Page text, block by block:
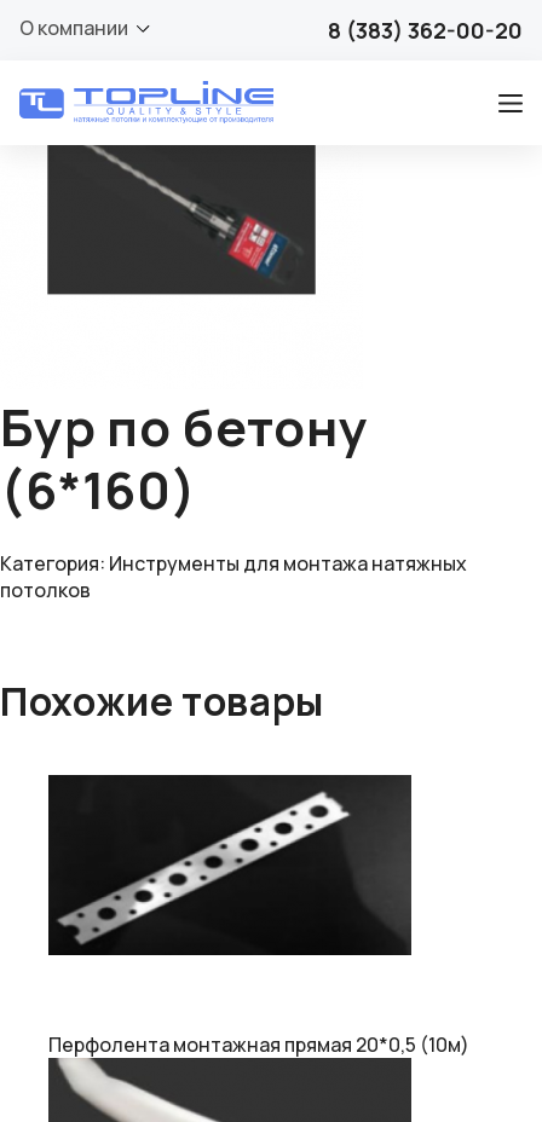
О компании 8 (383) 362-00-20
Бур по бетону
(6*160)
Категория: Инструменты для монтажа натяжных
потолков
Похожие товары
Перфолента монтажная прямая 20*0,5 (10м)